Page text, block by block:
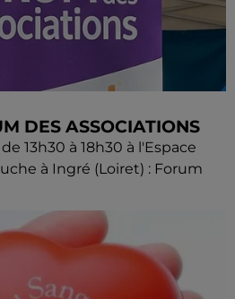
DES ASSOCIATIONS
13h30 à 18h30 à l'Espace
à Ingré (Loiret) : Forum